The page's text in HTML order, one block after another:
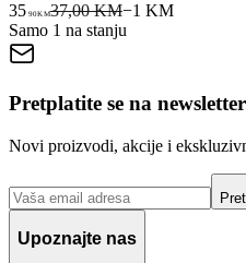
35 90KM37,00 KM−1 KM
Samo 1 na stanju
Pretplatite se na newsletter
Novi proizvodi, akcije i
Upoznajte nas